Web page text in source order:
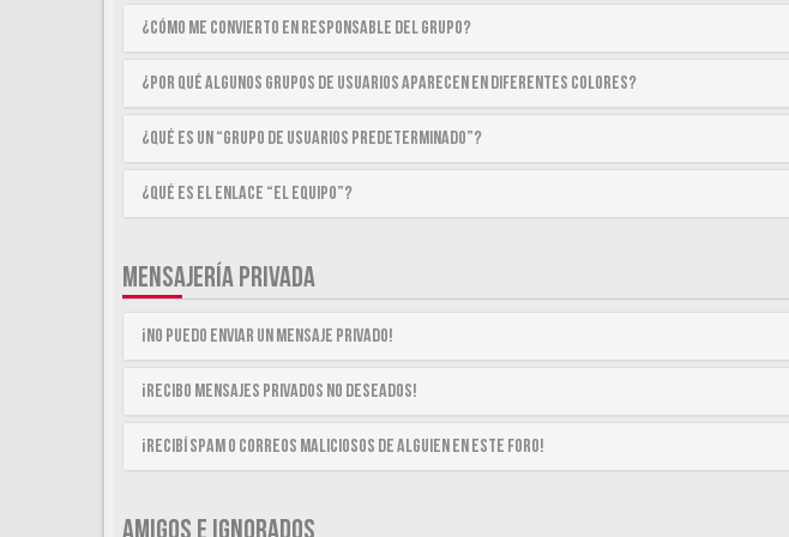
¿Cómo me convierto en Responsable del Grupo?
¿Por qué algunos Grupos de Usuarios aparecen en diferentes colores?
¿Qué es un “Grupo de Usuarios predeterminado”?
¿Qué es el enlace “El equipo”?
MENSAJERÍA PRIVADA
¡No puedo enviar un mensaje privado!
¡Recibo mensajes privados no deseados!
¡Recibí spam o correos maliciosos de alguien en este foro!